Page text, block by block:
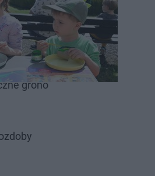
świąteczna
grono